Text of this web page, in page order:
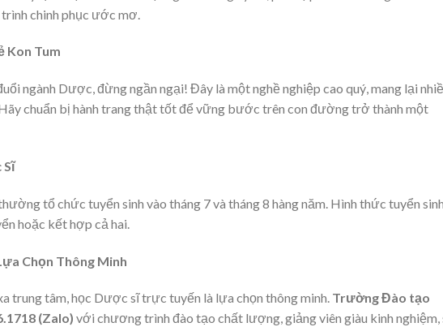
chinh phục ước mơ.
Kon Tum
ngành Dược, đừng ngần ngại! Đây là một nghề nghiệp cao quý, mang lại
chuẩn bị hành trang thật tốt để vững bước trên con đường trở thành một
Sĩ
tổ chức tuyển sinh vào tháng 7 và tháng 8 hàng năm. Hình thức tuyển
hoặc kết hợp cả hai.
Chọn Thông Minh
trung tâm, học Dược sĩ trực tuyến là lựa chọn thông minh. Trường Đào tạo
(Zalo) với chương trình đào tạo chất lượng, giảng viên giàu kinh nghiệm,